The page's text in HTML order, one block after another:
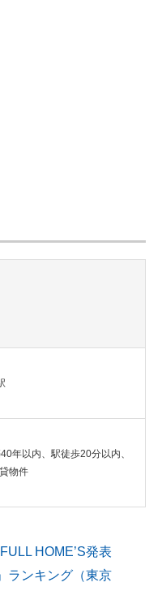
年以内、駅徒歩20分以内、
物件
HOME’S発表
ランキング（東京